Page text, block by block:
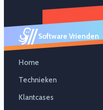
Software Vrienden
Home
Technieken
Klantcases